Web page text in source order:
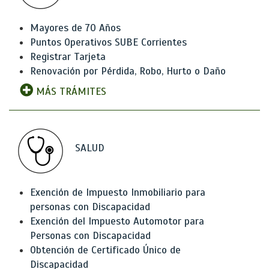
Mayores de 70 Años
Puntos Operativos SUBE Corrientes
Registrar Tarjeta
Renovación por Pérdida, Robo, Hurto o Daño
MÁS TRÁMITES
SALUD
Exención de Impuesto Inmobiliario para
personas con Discapacidad
Exención del Impuesto Automotor para
Personas con Discapacidad
Obtención de Certificado Único de
Discapacidad